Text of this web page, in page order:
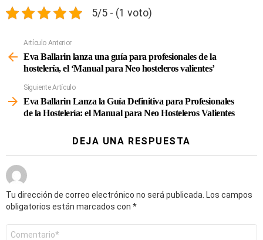
5/5 - (1 voto)
Más
Artículo Anterior
Eva Ballarin lanza una guía para profesionales de la
hostelería, el ‘Manual para Neo hosteleros valientes’
Siguiente Artículo
Eva Ballarin Lanza la Guía Definitiva para Profesionales
de la Hostelería: el Manual para Neo Hosteleros Valientes
DEJA UNA RESPUESTA
Tu dirección de correo electrónico no será publicada. Los campos
obligatorios están marcados con *